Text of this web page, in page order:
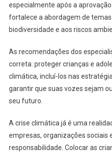
especialmente após a
fortalece a abordagem de
biodiversidade e aos riscos
As recomendações dos
correta: proteger crianças e
climática, incluí-los nas
garantir que suas vozes sejam
seu futuro.
A crise climática já é uma
empresas, organizações sociais
responsabilidade. Colocar as